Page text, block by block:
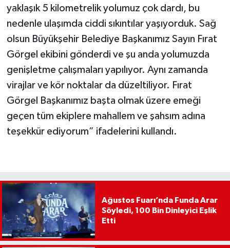
yaklaşık 5 kilometrelik yolumuz çok dardı, bu
nedenle ulaşımda ciddi sıkıntılar yaşıyorduk. Sağ
olsun Büyükşehir Belediye Başkanımız Sayın Fırat
Görgel ekibini gönderdi ve şu anda yolumuzda
genişletme çalışmaları yapılıyor. Aynı zamanda
virajlar ve kör noktalar da düzeltiliyor. Fırat
Görgel Başkanımız başta olmak üzere emeği
geçen tüm ekiplere mahallem ve şahsım adına
teşekkür ediyorum” ifadelerini kullandı.
Ağustos Fuarı’nda Funda Arar
Söyledi, 100 Bin Dinleyici Eşlik
Etti